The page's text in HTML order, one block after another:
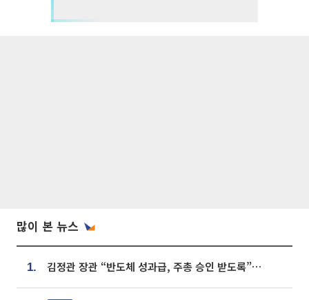
많이 본 뉴스
1. 김정관 장관 “반도체 성과급, 주총 승인 받도록”…상법·자본시장법 개정 시사